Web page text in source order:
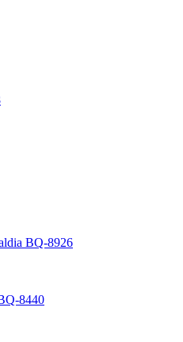
BQ-8926
8440